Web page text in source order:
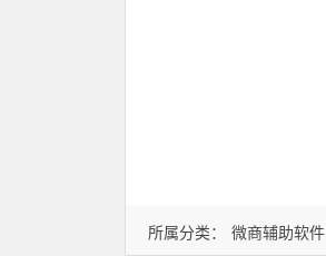
所属分类： 微商辅助软件